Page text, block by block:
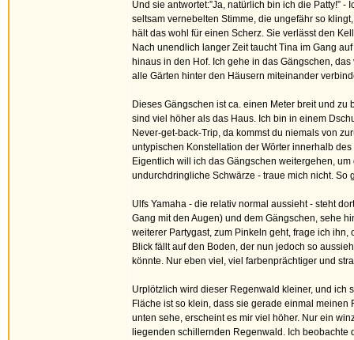
Und sie antwortet:”Ja, natürlich bin ich die Patty!”
seltsam vernebelten Stimme, die ungefähr so
hält das wohl für einen Scherz. Sie verlässt den
Nach unendlich langer Zeit taucht Tina im Gang
hinaus in den Hof. Ich gehe in das Gängschen,
alle Gärten hinter den Häusern miteinander
Dieses Gängschen ist ca. einen Meter breit und
sind viel höher als das Haus. Ich bin in einem
Never-get-back-Trip, da kommst du niemals von
untypischen Konstellation der Wörter innerhalb
Eigentlich will ich das Gängschen weitergehen,
undurchdringliche Schwärze - traue mich nicht. So
Ulfs Yamaha - die relativ normal aussieht - steht
Gang mit den Augen) und dem Gängschen, sehe
weiterer Partygast, zum Pinkeln geht, frage ich ihn,
Blick fällt auf den Boden, der nun jedoch so
könnte. Nur eben viel, viel farbenprächtiger und
Urplötzlich wird dieser Regenwald kleiner, und ich
Fläche ist so klein, dass sie gerade einmal
unten sehe, erscheint es mir viel höher. Nur ein
liegenden schillernden Regenwald. Ich